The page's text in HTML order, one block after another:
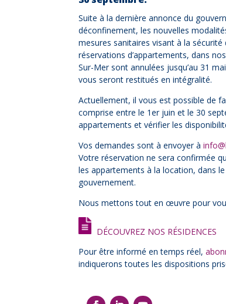
Suite à la dernière annonce du
déconfinement, les nouvelles
mesures sanitaires visant à la
réservations d’appartements, dans
Sur-Mer sont annulées jusqu’au 31
vous seront restitués en intégralité.
Actuellement, il vous est possible de
comprise entre le 1er juin et le 30
appartements et vérifier les
Vos demandes sont à envoyer à
Votre réservation ne sera confirmée
les appartements à la location, dans
gouvernement.
Nous mettons tout en œuvre pour
DÉCOUVREZ NOS RÉSIDENCES
Pour être informé en temps réel,
indiquerons toutes les dispositions